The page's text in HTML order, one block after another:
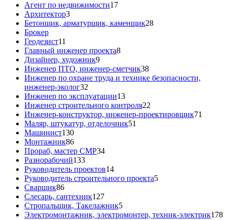
Агент по недвижимости17
Архитектор3
Бетонщик, арматурщик, каменщик28
Брокер
Геодезист11
Главный инженер проекта8
Дизайнер, художник9
Инженер ПТО, инженер-сметчик38
Инженер по охране труда и технике безопасности,
инженер-эколог32
Инженер по эксплуатации13
Инженер строительного контроля22
Инженер-конструктор, инженер-проектировщик71
Маляр, штукатур, отделочник51
Машинист130
Монтажник86
Прораб, мастер СМР34
Разнорабочий133
Руководитель проектов14
Руководитель строительного проекта5
Сварщик86
Слесарь, сантехник127
Стропальщик, Такелажник5
Электромонтажник, электромонтер, техник-электрик178